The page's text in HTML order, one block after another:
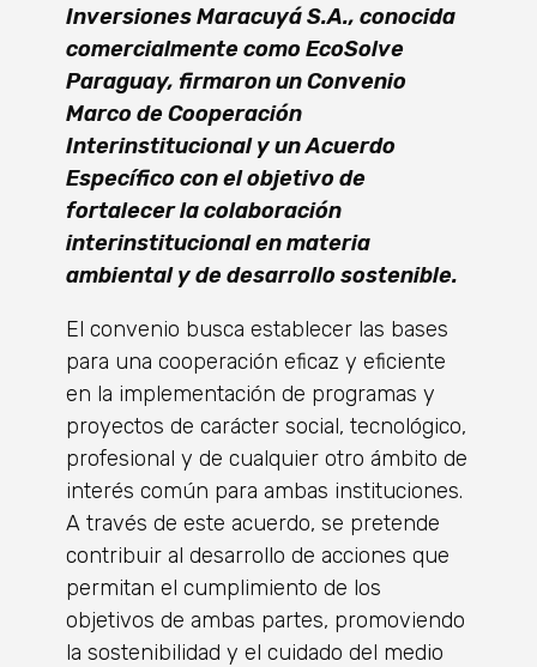
Inversiones Maracuyá S.A., conocida
comercialmente como EcoSolve
Paraguay, firmaron un Convenio
Marco de Cooperación
Interinstitucional y un Acuerdo
Específico con el objetivo de
fortalecer la colaboración
interinstitucional en materia
ambiental y de desarrollo sostenible.
El convenio busca establecer las bases
para una cooperación eficaz y eficiente
en la implementación de programas y
proyectos de carácter social, tecnológico,
profesional y de cualquier otro ámbito de
interés común para ambas instituciones.
A través de este acuerdo, se pretende
contribuir al desarrollo de acciones que
permitan el cumplimiento de los
objetivos de ambas partes, promoviendo
la sostenibilidad y el cuidado del medio